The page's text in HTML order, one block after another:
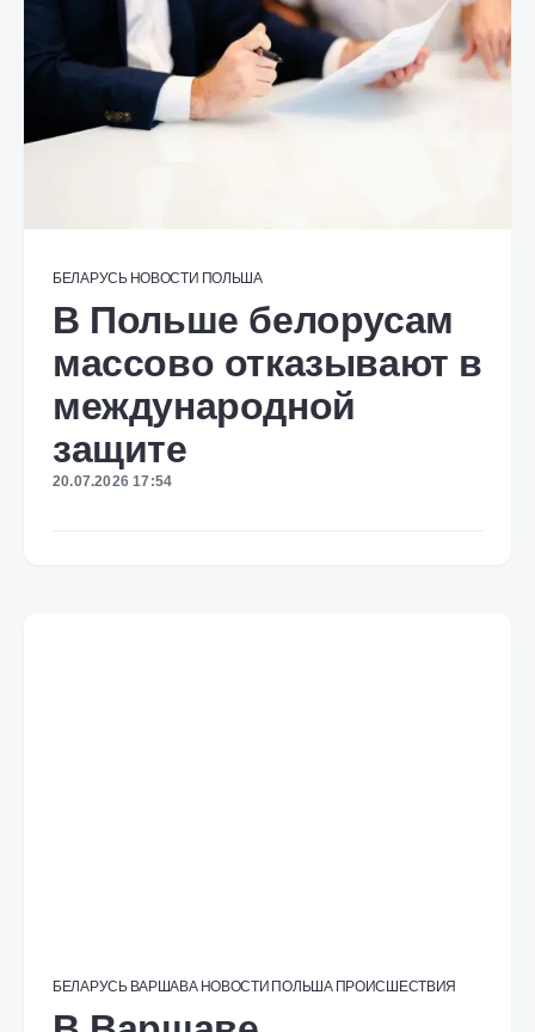
БЕЛАРУСЬ НОВОСТИ ПОЛЬША
В Польше белорусам
массово отказывают в
международной
защите
20.07.2026 17:54
БЕЛАРУСЬ ВАРШАВА НОВОСТИ ПОЛЬША ПРОИСШЕСТВИЯ